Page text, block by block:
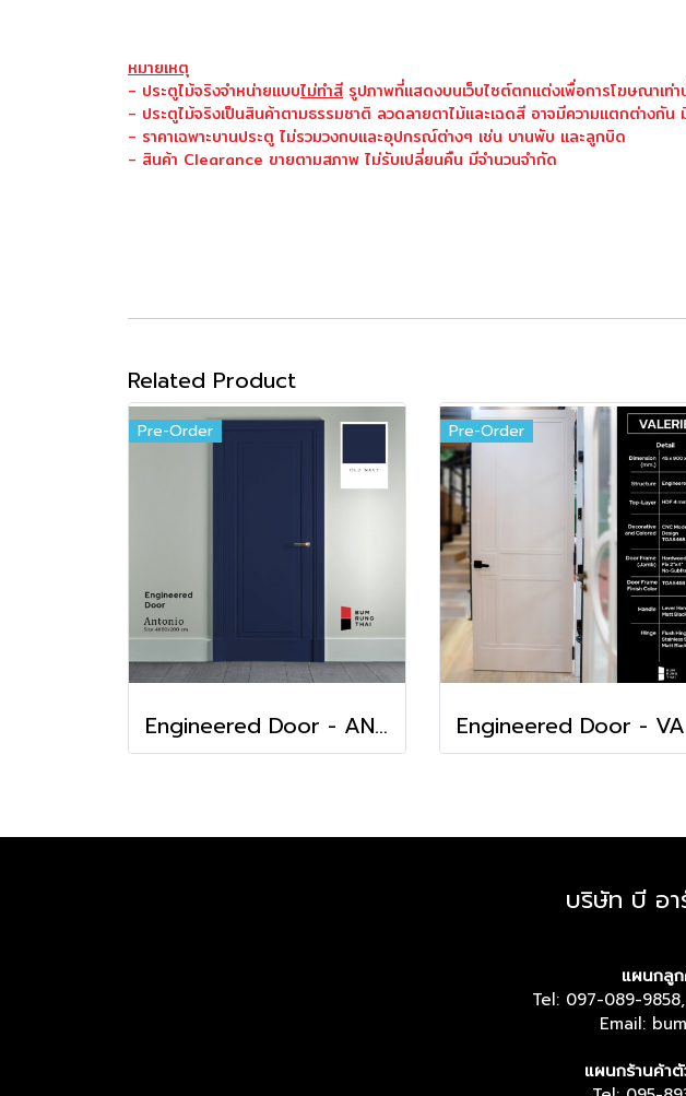
หมายเหตุ
- ประตูไม้จริงจำหน่ายแบบไม่ทำสี รูปภาพที่แสดงบนเว็บไซต์ตกแต่งเพื่อการโฆษณาเท่า
- ประตูไม้จริงเป็นสินค้าตามธรรมชาติ ลวดลายตาไม้และเฉดสี อาจมีความแตกต่างกั
- ราคาเฉพาะบานประตู ไม่รวมวงกบและอุปกรณ์ต่างๆ เช่น บานพับ และลูกบิด
- สินค้า Clearance ขายตามสภาพ ไม่รับเปลี่ยนคืน มีจำนวนจำกัด
Related Product
Pre-Order
Engineered Door - ANTONIO
Pre-Order
บริษัท บี อา
แผนกลูก
Tel: 097-089-
Email:
แผนกร้านค้า